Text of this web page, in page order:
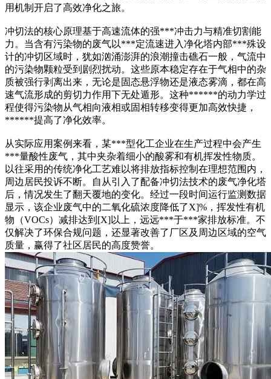
用机制开启了高效净化之旅。
冲切法的核心原理基于高速流体的强***冲击力与精准切割能
力。当含有污染物的废气以***定流速进入净化塔内部***殊设
计的冲切区域时，犹如汹涌澎湃的浪潮撞击礁石一般，气流中
的污染物颗粒受到剧烈扰动。这些原本稳定存在于气相中的杂
质被强行剥离出来，无论是固态悬浮物还是液态雾滴，都在高
速气流形成的剪切力作用下无处遁形。这种******的动力学过
程使得污染物从气相向液相或固相转移变得更加高效快捷，
******提高了净化效率。
从实际应用案例来看，某***型化工企业在生产过程中会产生
***量酸性废气，其中夹杂着细小的酸雾和有机挥发性物质。
以往采用的传统净化工艺难以将排放指标控制在理想范围内，
周边居民投诉不断。自从引入了配备冲切法技术的废气净化塔
后，情况发生了翻天覆地的变化。经过一段时间运行监测数据
显示，该企业废气中的二氧化硫浓度降低了X]%，挥发性有机
物（VOCs）减排达到[X]以上，远远***于***家排放标准。不
仅解决了环保合规问题，还显著改善了厂区及周边区域的空气
质量，赢得了社区居民的高度赞誉。